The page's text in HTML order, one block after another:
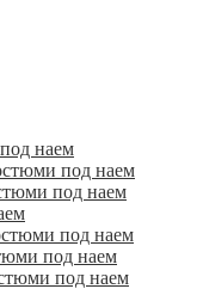
наем
под наем
под наем
под наем
под наем
под наем